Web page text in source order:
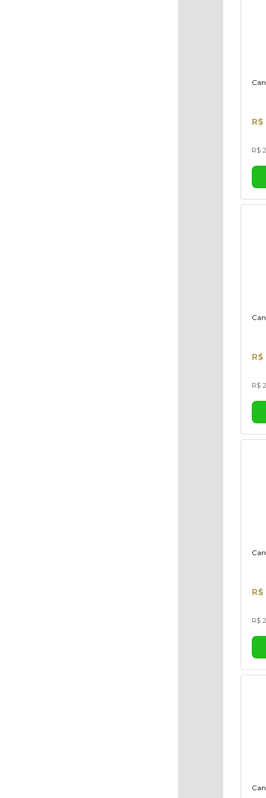
R$
R$
R$
R$
R$
R$